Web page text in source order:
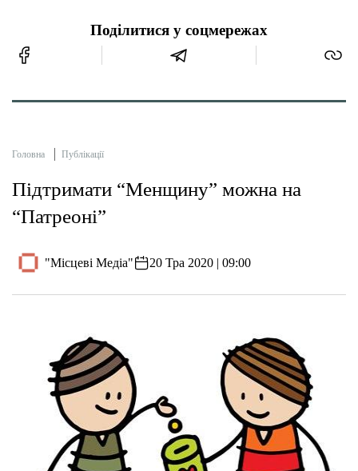
Поділитися у соцмережах
Головна Публікації
Підтримати “Менщину” можна на
“Патреоні”
"Місцеві Медіа" 20 Тра 2020 | 09:00